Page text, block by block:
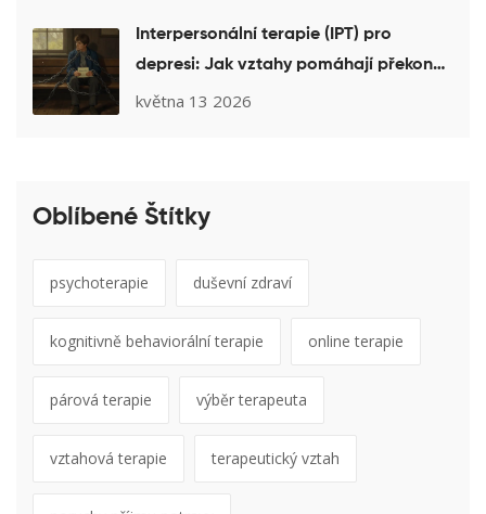
Interpersonální terapie (IPT) pro
depresi: Jak vztahy pomáhají překonat
úzkost a beznaděj
května 13 2026
Oblíbené Štítky
psychoterapie duševní zdraví
kognitivně behaviorální terapie online terapie
párová terapie výběr terapeuta
vztahová terapie terapeutický vztah